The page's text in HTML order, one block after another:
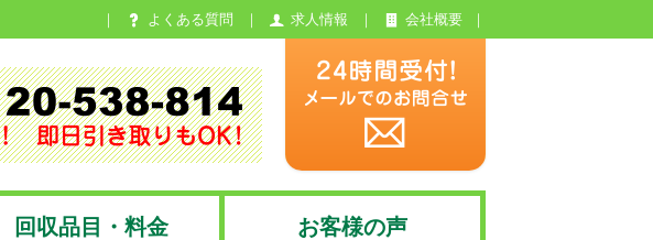
よくある質問 求人情報 会社概要
回収品目・料金 お客様の声